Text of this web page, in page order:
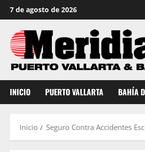
Saltar
al
contenido
7 de agosto de 2026
INICIO PUERTO VALLARTA BAHÍA
Inicio Seguro Contra Accidentes